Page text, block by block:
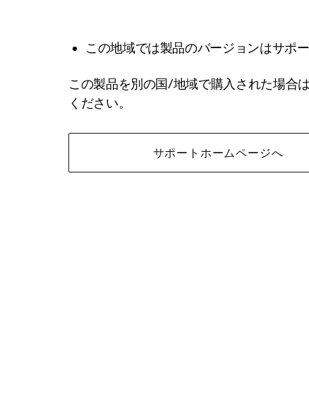
この地域では製品のバージョンはサポ
この製品を別の国/地域で購入された場合
ください。
サポートホームページへ